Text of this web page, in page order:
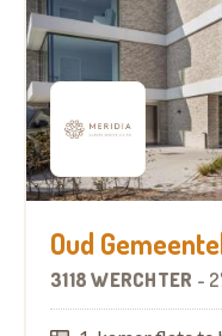
Oud
3118 WERCHTER -